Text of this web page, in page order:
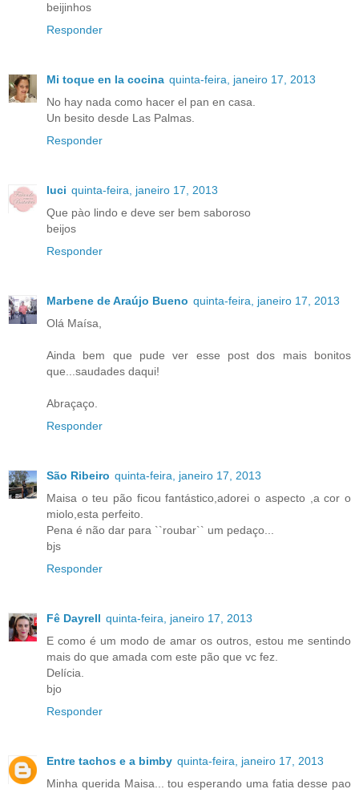
beijinhos
Responder
Mi toque en la cocina quinta-feira, janeiro 17, 2013
No hay nada como hacer el pan en casa.
Un besito desde Las Palmas.
Responder
luci quinta-feira, janeiro 17, 2013
Que pào lindo e deve ser bem saboroso
beijos
Responder
Marbene de Araújo Bueno quinta-feira, janeiro 17, 2013
Olá Maísa,
Ainda bem que pude ver esse post dos mais bonitos
que...saudades daqui!
Abraçaço.
Responder
São Ribeiro quinta-feira, janeiro 17, 2013
Maisa o teu pão ficou fantástico,adorei o aspecto ,a cor o
miolo,esta perfeito.
Pena é não dar para ``roubar`` um pedaço...
bjs
Responder
Fê Dayrell quinta-feira, janeiro 17, 2013
E como é um modo de amar os outros, estou me sentindo
mais do que amada com este pão que vc fez.
Delícia.
bjo
Responder
Entre tachos e a bimby quinta-feira, janeiro 17, 2013
Minha querida Maisa... tou esperando uma fatia desse pao